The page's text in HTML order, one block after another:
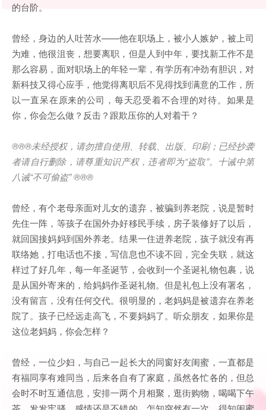
的台阶。
曾经，身边的人吐苦水——他在职场上，被小人嫉妒，被上司
为难，他很沮丧，想要离职，但是人到中年，要找新工作不是
那么容易，面对职场上的年轻一辈，有学历有冲劲有胆识，对
新科技又得心应手，他觉得离职后不见得找到满意的工作，所
以一直呆在原来的公司，每天忍受着不合理的对待。如果是
你，你会怎么做？反击？跟欺压你的人对着干？
®®®未经授权，请勿擅自使用、转载、出版、印刷；已经抄袭
者请自行删除，请尊重知识产权，违者即为“盗取”。十诫中第
八诫“不可偷盗” ®®®
曾经，有个老母亲面对儿女的遗弃，被骗到养老院，说是暂时
先住一阵，等孩子在国外办好移民手续，房子装修好了以后，
就回国接妈妈到国外养老。结果一住进养老院，孩子就没有再
联络她，打电话也不接，写信息也不读不回，完全失联，就这
样过了好几年，每一年圣诞节，会收到一个圣诞礼物包裹，说
是从国外寄来的，给妈妈作圣诞礼物。但是礼包上没有署名，
没有留言，没有任何交代。很明显的，老妈妈是被遗弃在养老
院了。孩子已经远走高飞，不要妈妈了。听众朋友，如果你是
这位老妈妈，你会怎样？
曾经，一位少妇，与自己一起长大的同窗好友闺蜜，一直都是
有福同享有难同当，后来各自有了家庭，虽然各忙各的，但总
会时不时互通信息，安排一两个月相聚，逛街购物，喝喝下午